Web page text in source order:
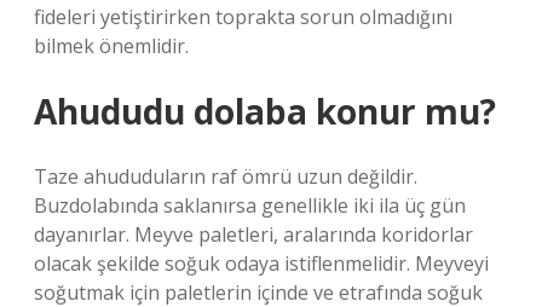
fideleri yetiştirirken toprakta sorun olmadığını
bilmek önemlidir.
Ahududu dolaba konur mu?
Taze ahududuların raf ömrü uzun değildir.
Buzdolabında saklanırsa genellikle iki ila üç gün
dayanırlar. Meyve paletleri, aralarında koridorlar
olacak şekilde soğuk odaya istiflenmelidir. Meyveyi
soğutmak için paletlerin içinde ve etrafında soğuk